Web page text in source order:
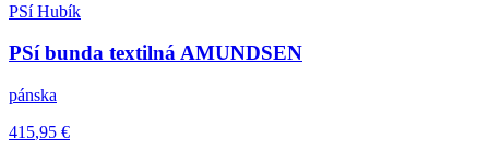
PSí Hubík
PSí bunda textilná AMUNDSEN
pánska
415,95 €